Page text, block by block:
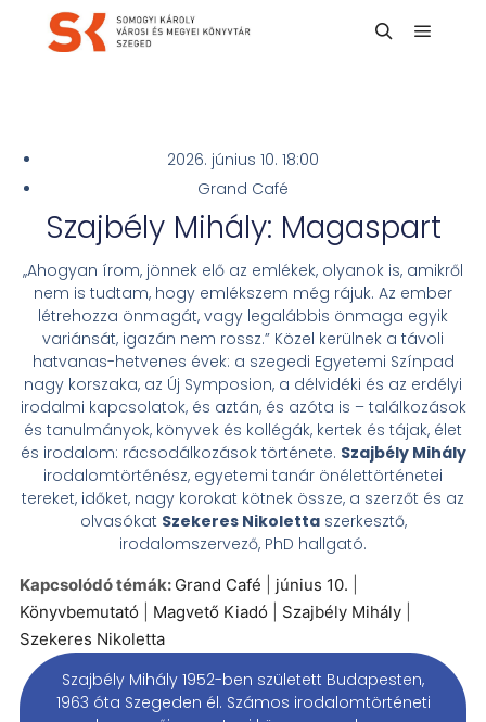
2026. június 10. 18:00
Grand Café
Szajbély Mihály: Magaspart
,,Ahogyan írom, jönnek elő az emlékek, olyanok is, amikről
nem is tudtam, hogy emlékszem még rájuk. Az ember
létrehozza önmagát, vagy legalábbis önmaga egyik
variánsát, igazán nem rossz.” Közel kerülnek a távoli
hatvanas-hetvenes évek: a szegedi Egyetemi Színpad
nagy korszaka, az Új Symposion, a délvidéki és az erdélyi
irodalmi kapcsolatok, és aztán, és azóta is – találkozások
és tanulmányok, könyvek és kollégák, kertek és tájak, élet
és irodalom: rácsodálkozások története. Szajbély Mihály
irodalomtörténész, egyetemi tanár önélettörténetei
tereket, időket, nagy korokat kötnek össze, a szerzőt és az
olvasókat Szekeres Nikolettaszerkesztő,
irodalomszervező, PhD hallgató.
Kapcsolódó témák: Grand Café június 10.
Könyvbemutató
Magvető Kiadó Szajbély Mihály
Szekeres Nikoletta
Szajbély Mihály 1952-ben született Budapesten,
1963 óta Szegeden él. Számos irodalomtörténeti